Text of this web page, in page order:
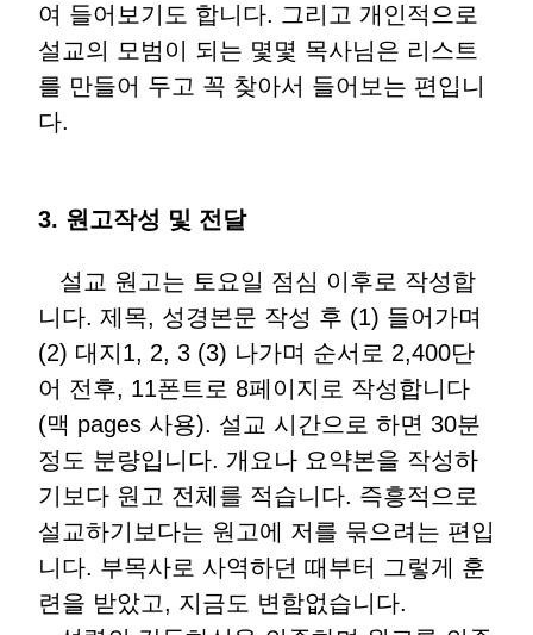
여 들어보기도 합니다. 그리고 개인적으로
설교의 모범이 되는 몇몇 목사님은 리스트
를 만들어 두고 꼭 찾아서 들어보는 편입니
다.
3. 원고작성 및 전달
설교 원고는 토요일 점심 이후로 작성합
니다. 제목, 성경본문 작성 후 (1) 들어가며
(2) 대지1, 2, 3 (3) 나가며 순서로 2,400단
어 전후, 11폰트로 8페이지로 작성합니다
(맥 pages 사용). 설교 시간으로 하면 30분
정도 분량입니다. 개요나 요약본을 작성하
기보다 원고 전체를 적습니다. 즉흥적으로
설교하기보다는 원고에 저를 묶으려는 편입
니다. 부목사로 사역하던 때부터 그렇게 훈
련을 받았고, 지금도 변함없습니다.